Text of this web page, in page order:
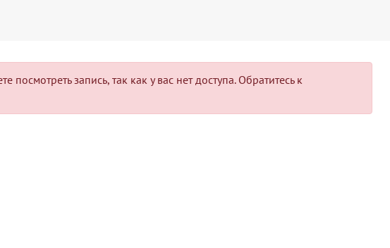
запись, так как у вас нет доступа. Обратитесь к